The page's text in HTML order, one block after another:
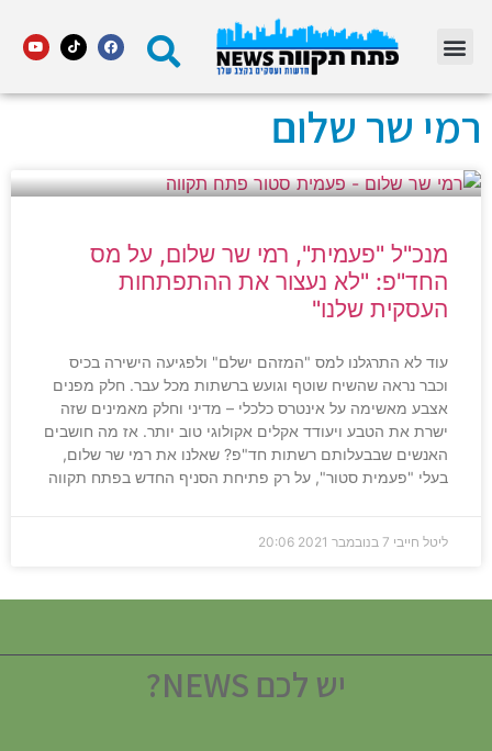
רמי שר שלום
מנכ"ל "פעמית", רמי שר שלום, על מס
החד"פ: "לא נעצור את ההתפתחות
העסקית שלנו"
עוד לא התרגלנו למס "המזהם ישלם" ולפגיעה הישירה בכיס
וכבר נראה שהשיח שוטף וגועש ברשתות מכל עבר. חלק מפנים
אצבע מאשימה על אינטרס כלכלי – מדיני וחלק מאמינים שזה
ישרת את הטבע ויעודד אקלים אקולוגי טוב יותר. אז מה חושבים
האנשים שבבעלותם רשתות חד"פ? שאלנו את רמי שר שלום,
בעלי "פעמית סטור", על רק פתיחת הסניף החדש בפתח תקווה
ליטל חייבי 7 בנובמבר 2021 20:06
יש לכם NEWS?